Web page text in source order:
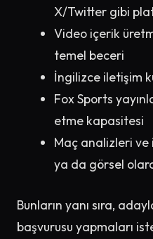
X/Twitter gibi
Video içerik
temel beceri
İngilizce iletişim
Fox Sports
etme kapasitesi
Maç analizleri ve
ya da görsel
Bunların yanı sıra,
başvurusu yapmaları